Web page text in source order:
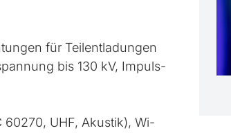
für Tei­l­ent­la­dun­gen
bis 130 kV, Im­puls­
60270, UHF, Akus­tik), Wi­